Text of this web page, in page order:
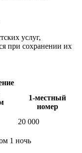
услуг,
при сохранении их
1-местный
номер
20 000
1 ночь